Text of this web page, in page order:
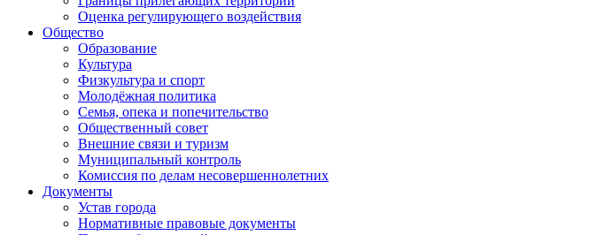
Оценка регулирующего воздействия
Общество
Образование
Культура
Физкультура и спорт
Молодёжная политика
Семья, опека и попечительство
Общественный совет
Внешние связи и туризм
Муниципальный контроль
Комиссия по делам несовершеннолетних
Документы
Устав города
Нормативные правовые документы